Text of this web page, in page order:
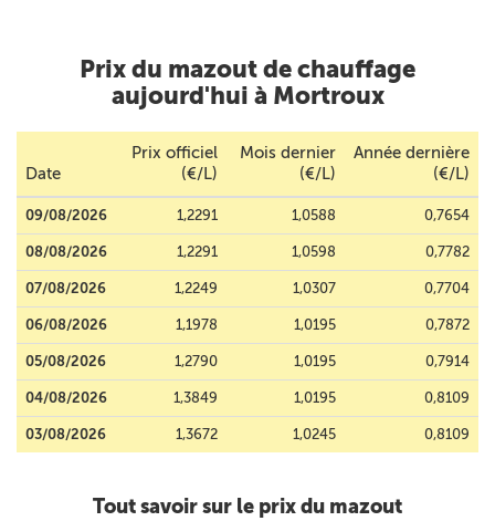
Prix du mazout de chauffage
aujourd'hui à Mortroux
Date
Prix officiel
(€/L)
Mois dernier
(€/L)
Année dernière
(€/L)
09/08/2026 1,2291 1,0588 0,7654
08/08/2026 1,2291 1,0598 0,7782
07/08/2026 1,2249 1,0307 0,7704
06/08/2026 1,1978 1,0195 0,7872
05/08/2026 1,2790 1,0195 0,7914
04/08/2026 1,3849 1,0195 0,8109
03/08/2026 1,3672 1,0245 0,8109
Tout savoir sur le prix du mazout